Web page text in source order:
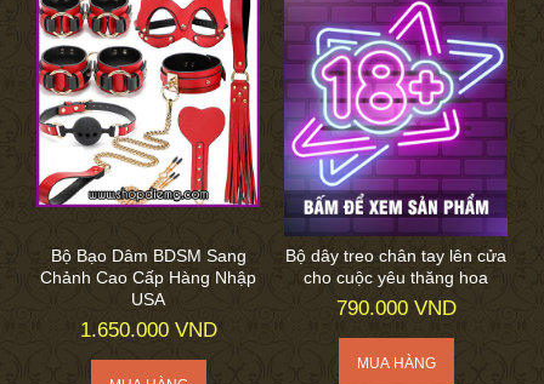
Bộ Bạo Dâm BDSM Sang
Chảnh Cao Cấp Hàng Nhập
USA
1.650.000 VND
Bộ dây treo chân tay lên cửa
cho cuộc yêu thăng hoa
790.000 VND